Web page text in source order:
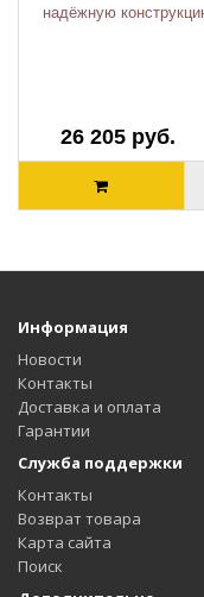
надёжную
26 205 руб.
Информация
Новости
Контакты
Доставка и оплата
Гарантии
Служба поддержки
Контакты
Возврат товара
Карта сайта
Поиск